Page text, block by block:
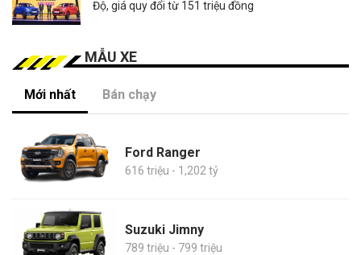
Độ, giá quy đổi từ 151 triệu đồng
MẪU XE
Mới nhất Bán chạy
Ford Ranger
616 triệu - 1,202 tỷ
Suzuki Jimny
789 triệu - 799 triệu